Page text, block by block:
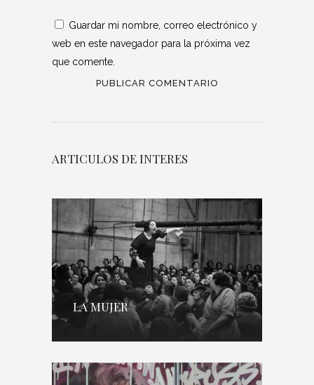
Guardar mi nombre, correo electrónico y
web en este navegador para la próxima vez
que comente.
ARTICULOS DE INTERES
LA MUJER